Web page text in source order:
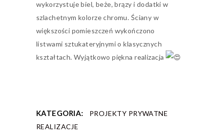
wykorzystuje biel, beże, brązy i dodatki w
szlachetnym kolorze chromu. Ściany w
większości pomieszczeń wykończono
listwami sztukateryjnymi o klasycznych
kształtach. Wyjątkowo piękna realizacja
KATEGORIA:
PROJEKTY PRYWATNE
REALIZACJE